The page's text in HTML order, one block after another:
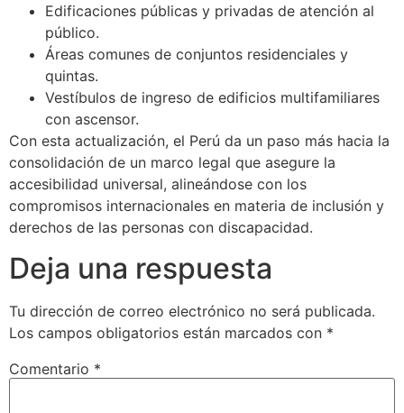
Edificaciones públicas y privadas de atención al
público.
Áreas comunes de conjuntos residenciales y
quintas.
Vestíbulos de ingreso de edificios multifamiliares
con ascensor.
Con esta actualización, el Perú da un paso más hacia la
consolidación de un marco legal que asegure la
accesibilidad universal, alineándose con los
compromisos internacionales en materia de inclusión y
derechos de las personas con discapacidad.
Deja una respuesta
Tu dirección de correo electrónico no será publicada.
Los campos obligatorios están marcados con *
Comentario *